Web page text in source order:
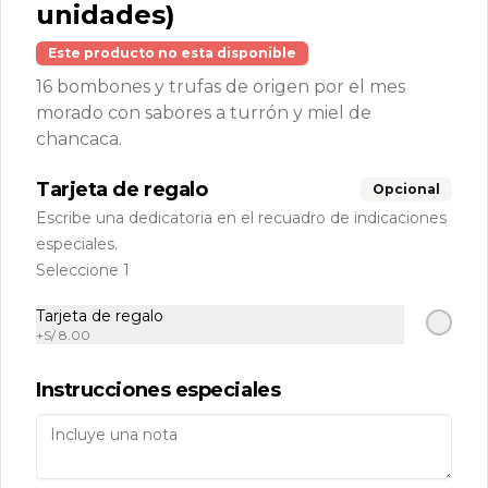
Zona delivery
RUC: 20509076945 Razón Social: Cinco Millas S.A.C
Políticas de Reparto a Domicilio
Términos y condiciones
Política de privacidad
Redes sociales
Instagram
Pedir
Política de Cookies
Haga clic en Aceptar para permitir que Justo use
cookies a fin de personalizar este sitio, publicar
unidades)
Este producto no esta disponible
16 bombones y trufas de origen por el mes
morado con sabores a turrón y miel de
chancaca.
Tarjeta de regalo Opcional
Escribe una dedicatoria en el recuadro de indicaciones
especiales.
Seleccione 1
Tarjeta de regalo
+S/ 8.00
Instrucciones especiales